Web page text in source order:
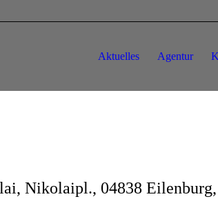
Aktuelles Agentur
Nikolaipl., 04838